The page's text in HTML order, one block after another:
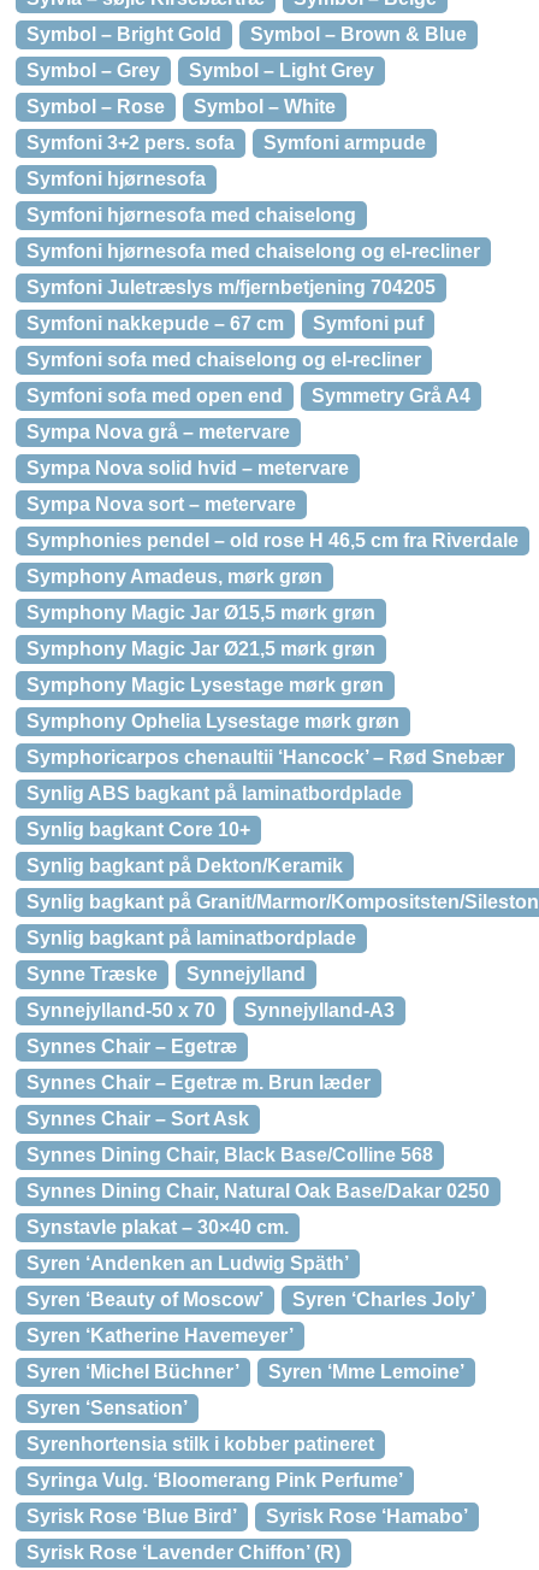
Symbol – Bright Gold
Symbol – Brown & Blue
Symbol – Grey
Symbol – Light Grey
Symbol – Rose
Symbol – White
Symfoni 3+2 pers. sofa
Symfoni armpude
Symfoni hjørnesofa
Symfoni hjørnesofa med chaiselong
Symfoni hjørnesofa med chaiselong og el-recliner
Symfoni Juletræslys m/fjernbetjening 704205
Symfoni nakkepude – 67 cm
Symfoni puf
Symfoni sofa med chaiselong og el-recliner
Symfoni sofa med open end
Symmetry Grå A4
Sympa Nova grå – metervare
Sympa Nova solid hvid – metervare
Sympa Nova sort – metervare
Symphonies pendel – old rose H 46,5 cm fra Riverdale
Symphony Amadeus, mørk grøn
Symphony Magic Jar Ø15,5 mørk grøn
Symphony Magic Jar Ø21,5 mørk grøn
Symphony Magic Lysestage mørk grøn
Symphony Ophelia Lysestage mørk grøn
Symphoricarpos chenaultii ‘Hancock’ – Rød Snebær
Synlig ABS bagkant på laminatbordplade
Synlig bagkant Core 10+
Synlig bagkant på Dekton/Keramik
Synlig bagkant på Granit/Marmor/Kompositsten/
Synlig bagkant på laminatbordplade
Synne Træske
Synnejylland
Synnejylland-50 x 70
Synnejylland-A3
Synnes Chair – Egetræ
Synnes Chair – Egetræ m. Brun læder
Synnes Chair – Sort Ask
Synnes Dining Chair, Black Base/Colline 568
Synnes Dining Chair, Natural Oak Base/Dakar 0250
Synstavle plakat – 30×40 cm.
Syren ‘Andenken an Ludwig Späth’
Syren ‘Beauty of Moscow’
Syren ‘Charles Joly’
Syren ‘Katherine Havemeyer’
Syren ‘Michel Büchner’
Syren ‘Mme Lemoine’
Syren ‘Sensation’
Syrenhortensia stilk i kobber patineret
Syringa Vulg. ‘Bloomerang Pink Perfume’
Syrisk Rose ‘Blue Bird’
Syrisk Rose ‘Hamabo’
Syrisk Rose ‘Lavender Chiffon’ (R)